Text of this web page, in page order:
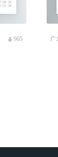
905